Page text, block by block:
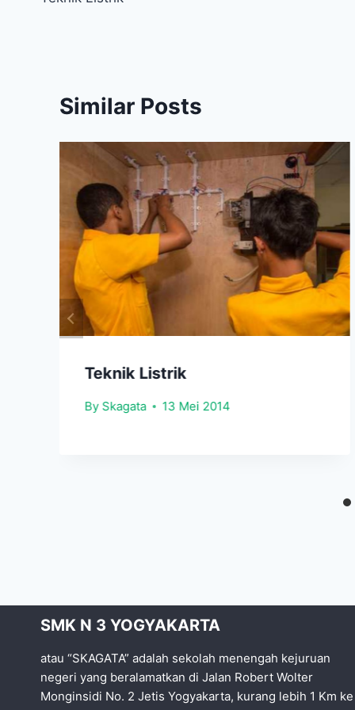
pos
Similar Posts
Teknik Listrik
By Skagata 13 Mei 2014
SMK N 3 YOGYAKARTA
atau “SKAGATA” adalah sekolah menengah kejuruan
negeri yang beralamatkan di Jalan Robert Wolter
Monginsidi No. 2 Jetis Yogyakarta, kurang lebih 1 Km ke